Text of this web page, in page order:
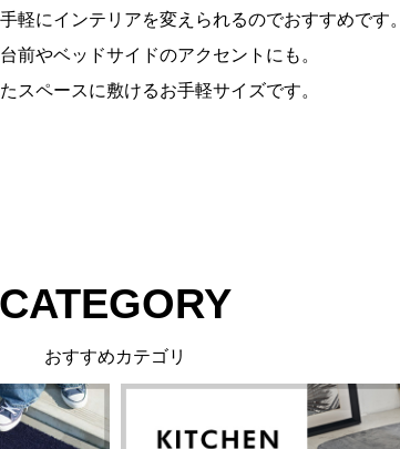
軽にインテリアを変えられるのでおすすめです。
前やベッドサイドのアクセントにも。
スペースに敷けるお手軽サイズです。
CATEGORY
おすすめカテゴリ